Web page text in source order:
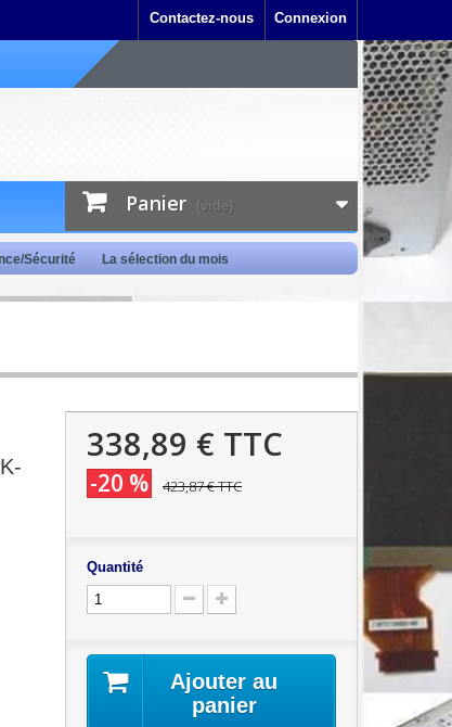
Connexion
Contactez-nous
Panier (vide)
Sécurité La sélection du mois
338,89 € TTC
-20 % 423,87 €TTC
Quantité
Ajouter au
panier